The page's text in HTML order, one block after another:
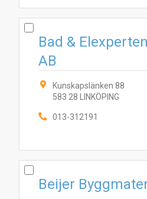
Bad &
AB
Kunskapslänken 88
583 28 LINKÖPING
013-312191
Beijer